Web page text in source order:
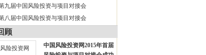
九届中国风险投资与项目对接会
八届中国风险投资与项目对接会
顾
中国风险投资网2015年首届